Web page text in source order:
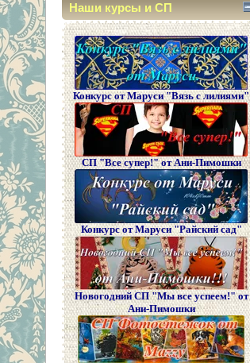
Наши курсы и СП
Конкурс от Маруси "Вязь с лилиями"
СП "Все супер!" от Ани-Пимошки
Конкурс от Маруси "Райский сад"
Новогодний СП "Мы все успеем!" от
Ани-Пимошки